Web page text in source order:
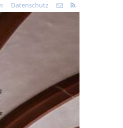
Datenschutz